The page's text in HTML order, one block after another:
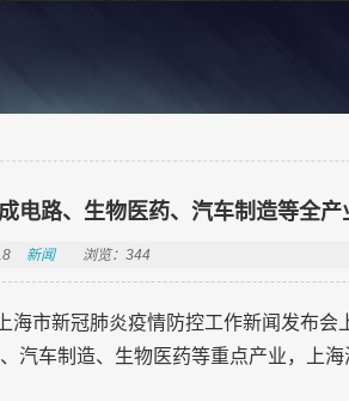
电路、生物医药、汽车制造等全产
新闻 浏览：344
海市新冠肺炎疫情防控工作新闻发布会
汽车制造、生物医药等重点产业，上